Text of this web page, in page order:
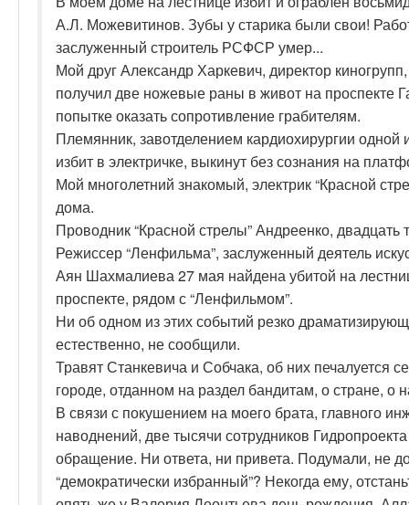
А.Л. Можевитинов. Зубы у старика были свои!
заслуженный строитель РСФСР умер...
Мой друг Александр Харкевич, директор
получил две ножевые раны в живот на проспекте
попытке оказать сопротивление грабителям.
Племянник, завотделением кардиохирургии одной
избит в электричке, выкинут без сознания на
Мой многолетний знакомый, электрик “Красной
дома.
Проводник “Красной стрелы” Андреенко, двадцать
Режиссер “Ленфильма”, заслуженный деятель
Аян Шахмалиева 27 мая найдена убитой на
проспекте, рядом с “Ленфильмом”.
Ни об одном из этих событий резко
естественно, не сообщили.
Травят Станкевича и Собчака, об них печалуется
городе, отданном на раздел бандитам, о стране,
В связи с покушением на моего брата, главного
наводнений, две тысячи сотрудников
обращение. Ни ответа, ни привета. Подумали, не
“демократически избранный”? Некогда ему,